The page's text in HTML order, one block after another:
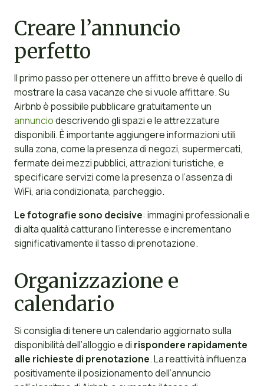
Creare l’annuncio
perfetto
Il primo passo per ottenere un affitto breve è quello di
mostrare la casa vacanze che si vuole affittare. Su
Airbnb è possibile pubblicare gratuitamente un
annunciodescrivendo gli spazi e le attrezzature
disponibili. È importante aggiungere informazioni utili
sulla zona, come la presenza di negozi, supermercati,
fermate dei mezzi pubblici, attrazioni turistiche, e
specificare servizi come la presenza o l’assenza di
WiFi, aria condizionata, parcheggio.
Le fotografie sono decisive: immagini professionali e
di alta qualità catturano l’interesse e incrementano
significativamente il tasso di prenotazione.
Organizzazione e
calendario
Si consiglia di tenere un calendario aggiornato sulla
disponibilità dell’alloggio e di rispondere rapidamente
alle richieste di prenotazione. La reattività influenza
positivamente il posizionamento dell’annuncio